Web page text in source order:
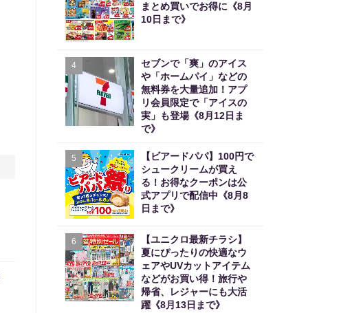
まとめ買いでお得に《8月
10日まで》
4
セブンで「爽」のアイス
や「ホームパイ」などの
無料券を大量追加！アプ
リ会員限定で「アイスの
実」も登場《8月12日ま
で》
5
【ビアードパパ】100円で
シュークリームが買え
る！お得なクーポンは公
式アプリで配信中《8月8
日まで》
6
【ユニクロ最新チラシ】
夏にぴったりの快適なウ
ェアやUVカットアイテム
などがお買い得！旅行や
帰省、レジャーにも大活
躍《8月13日まで》